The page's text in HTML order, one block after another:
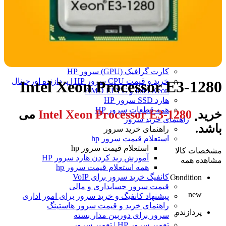
هارد سرور G10
هارد سرور G5
هارد سرور G9
همه هارد سرور اچ پی
کارت گرافیک (GPU) سرور HP
خرید و قیمت CPU سرور HP | پردازنده اورجینال
Intel Xeon و AMD EPYC
هارد SSD سرور HP
همه قطعات سرور HP
راهنمای خرید سرور
راهنمای خرید سرور
استعلام قیمت سرور hp
استعلام قیمت سرور hp
آموزش ريد كردن هارد سرور HP
همه استعلام قیمت سرور hp
کانفیگ خرید سرور برای VoIP
قیمت سرور حسابداری و مالی
پیشنهاد کانفیگ و خرید سرور برای امور اداری
راهنمای خرید و قیمت سرور هاستینگ
سرور برای دوربین مدار بسته
Intel Xeon Processor E3-1280
خرید Intel Xeon Processor E3-1280 می
باشد.
مشخصات کالا
مشاهده همه
Condition
new
پردازنده